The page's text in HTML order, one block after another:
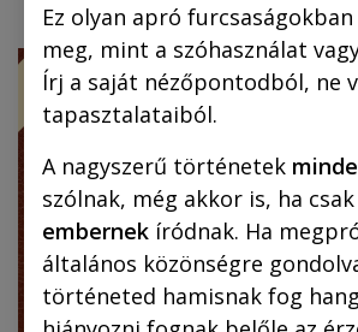
ÚJ!
Ez olyan apró
meg, mint a szóhasználat
Írj a saját nézőpontodból, ne
tapasztalataiból.
A nagyszerű történetek
szólnak, még akkor is, ha csak
embernek íródnak. Ha
általános közönségre
történeted hamisnak fog